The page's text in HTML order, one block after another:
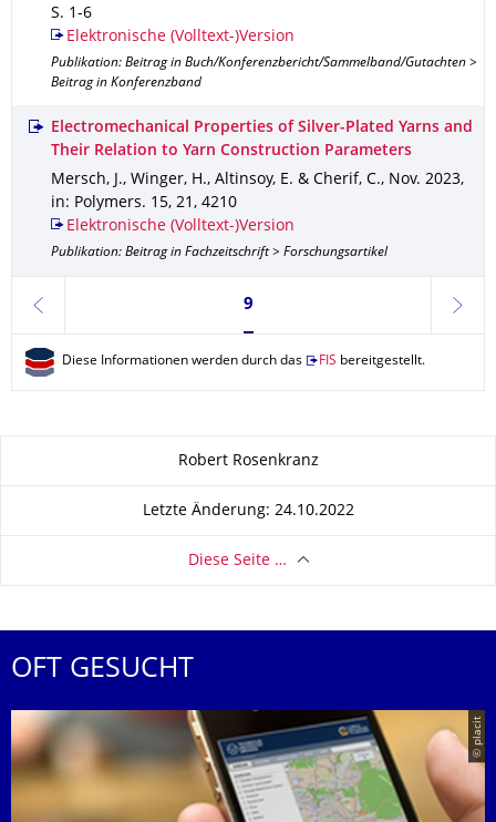
S. 1-6
Elektronische (Volltext-)Version
Publikation: Beitrag in Buch/Konferenzbericht/Sammelband/Gutachten >
Beitrag in Konferenzband
Electromechanical Properties of Silver-Plated Yarns and
Their Relation to Yarn Construction Parameters
Mersch, J., Winger, H., Altinsoy, E. & Cherif, C., Nov. 2023,
in: Polymers. 15, 21 , 4210
Elektronische (Volltext-)Version
Publikation: Beitrag in Fachzeitschrift > Forschungsartikel
zurück
Seite 9, aktuell ausgewählt
9
weiter
Diese Informationen werden durch das FIS bereitgestellt.
Robert Rosenkranz
Letzte Änderung: 24.10.2022
Diese Seite …
OFT GESUCHT
© placit